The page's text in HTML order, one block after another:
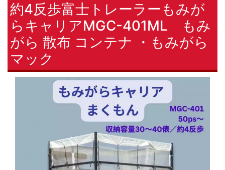
約4反歩富士トレーラーもみが
らキャリアMGC-401ML もみ
がら 散布 コンテナ ・もみがら
マック